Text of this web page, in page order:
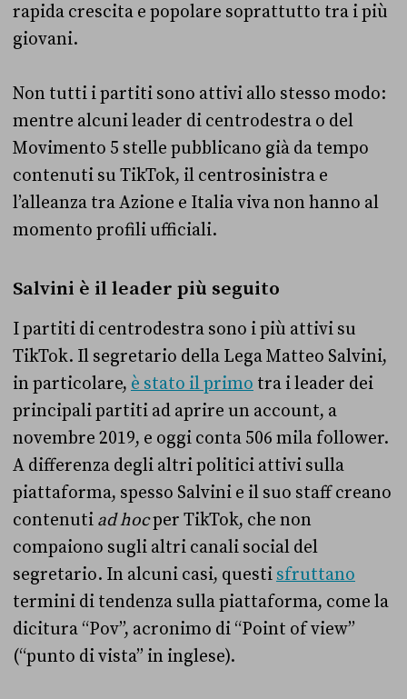
rapida crescita e popolare soprattutto tra i più
giovani.
Non tutti i partiti sono attivi allo stesso modo:
mentre alcuni leader di centrodestra o del
Movimento 5 stelle pubblicano già da tempo
contenuti su TikTok, il centrosinistra e
l’alleanza tra Azione e Italia viva non hanno al
momento profili ufficiali.
Salvini è il leader più seguito
I partiti di centrodestra sono i più attivi su
TikTok. Il segretario della Lega Matteo Salvini,
in particolare, è stato il primo tra i leader dei
principali partiti ad aprire un account, a
novembre 2019, e oggi conta 506 mila follower.
A differenza degli altri politici attivi sulla
piattaforma, spesso Salvini e il suo staff creano
contenuti ad hocper TikTok, che non
compaiono sugli altri canali social del
segretario. In alcuni casi, questi sfruttano
termini di tendenza sulla piattaforma, come la
dicitura “Pov”, acronimo di “Point of view”
(“punto di vista” in inglese).